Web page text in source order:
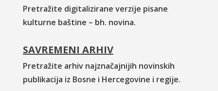
Pretražite digitalizirane verzije pisane
kulturne baštine – bh. novina.
SAVREMENI ARHIV
Pretražite arhiv najznačajnijih novinskih
publikacija iz Bosne i Hercegovine i regije.